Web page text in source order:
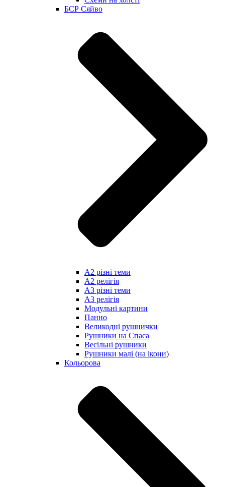
БСР Сяйво
А2 різні теми
А2 релігія
А3 різні теми
А3 релігія
Модульні картини
Панно
Великодні рушнички
Рушники на Спаса
Весільні рушники
Рушники малі (на ікони)
Кольорова